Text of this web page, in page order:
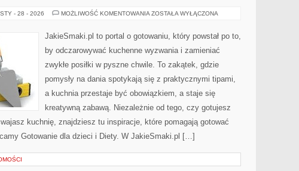
STY - 28 - 2026 MOŻLIWOŚĆ KOMENTOWANIA PRZEKĄSKI
ZOSTAŁA WYŁĄCZONA
JakieSmaki.pl to portal o gotowaniu, który powstał po to,
by odczarowywać kuchenne wyzwania i zamieniać
zwykłe posiłki w pyszne chwile. To zakątek, gdzie
pomysły na dania spotykają się z praktycznymi tipami,
a kuchnia przestaje być obowiązkiem, a staje się
kreatywną zabawą. Niezależnie od tego, czy gotujesz
kuchnię, znajdziesz tu inspiracje, które pomagają gotować
Gotowanie dla dzieci i Diety. W JakieSmaki.pl […]